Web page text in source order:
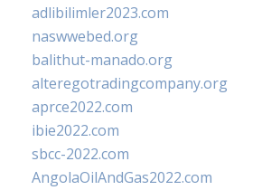
adlibilimler2023.com
naswwebed.org
balithut-manado.org
alteregotradingcompany.org
aprce2022.com
ibie2022.com
sbcc-2022.com
AngolaOilAndGas2022.com